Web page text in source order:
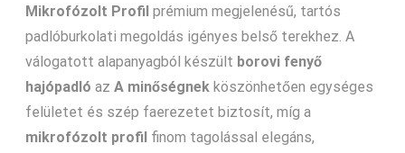
Mikrofózolt Profil prémium megjelenésű, tartós
padlóburkolati megoldás igényes belső terekhez. A
válogatott alapanyagból készült borovi fenyő
hajópadló az A minőségnek köszönhetően egységes
felületet és szép faerezetet biztosít, míg a
mikrofózolt profil finom tagolással elegáns,